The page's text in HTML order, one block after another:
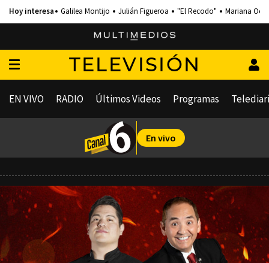
Galilea Montijo Julián Figueroa "El Recodo" Mariana
TELEVISIÓN
EN VIVO RADIO Últimos Videos Programas
En vivo